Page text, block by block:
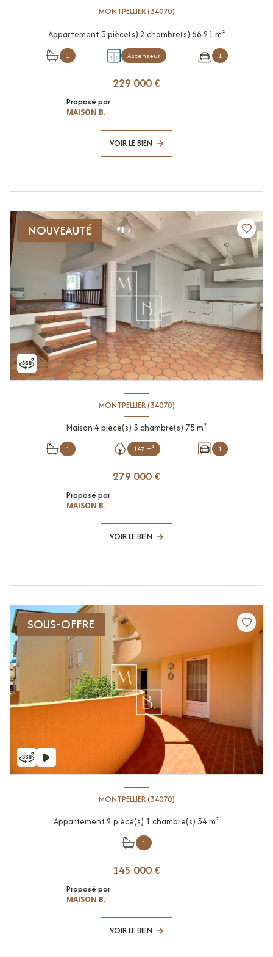
MONTPELLIER (34070)
Appartement 3 pièce(s) 2 chambre(s) 66.21 m²
1 Ascenseur 1
229 000 €
Proposé par
MAISON B.
VOIR LE BIEN
NOUVEAUTÉ
MONTPELLIER (34070)
Maison 4 pièce(s) 3 chambre(s) 75 m²
1 147 m² 1
279 000 €
Proposé par
MAISON B.
VOIR LE BIEN
SOUS-OFFRE
MONTPELLIER (34070)
Appartement 2 pièce(s) 1 chambre(s) 54 m²
1
145 000 €
Proposé par
MAISON B.
VOIR LE BIEN